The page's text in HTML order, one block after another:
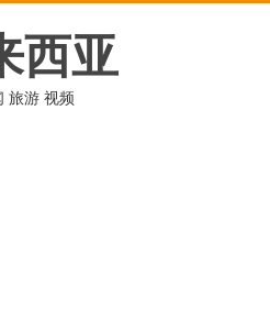
西亚
旅游 视频